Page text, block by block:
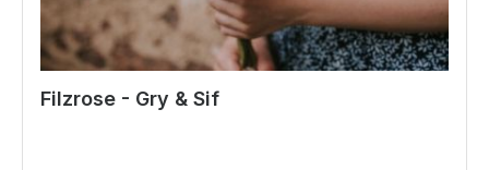
Filzrose - Gry & Sif